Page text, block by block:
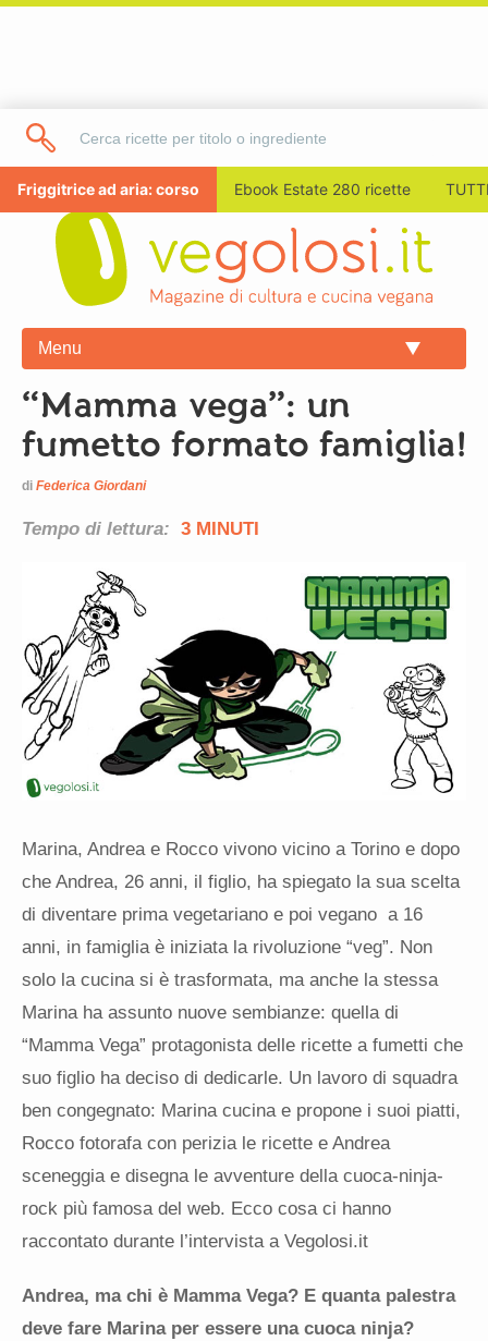
Friggitrice ad aria: corso Ebook Estate 280 ricette
Menu
“Mamma vega”: un
fumetto formato famiglia!
di Federica Giordani
Tempo di lettura: 3 MINUTI
Marina, Andrea e Rocco vivono vicino a Torino e dopo
che Andrea, 26 anni, il figlio, ha spiegato la sua scelta
di diventare prima vegetariano e poi vegano a 16
anni, in famiglia è iniziata la rivoluzione “veg”. Non
solo la cucina si è trasformata, ma anche la stessa
Marina ha assunto nuove sembianze: quella di
“Mamma Vega” protagonista delle ricette a fumetti che
suo figlio ha deciso di dedicarle. Un lavoro di squadra
ben congegnato: Marina cucina e propone i suoi piatti,
Rocco fotorafa con perizia le ricette e Andrea
sceneggia e disegna le avventure della cuoca-ninja-
rock più famosa del web. Ecco cosa ci hanno
raccontato durante l’intervista a Vegolosi.it
Andrea, ma chi è Mamma Vega? E quanta palestra
deve fare Marina per essere una cuoca ninja?